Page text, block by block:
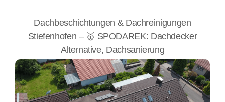
Dachbeschichtungen & Dachreinigungen
Stiefenhofen – 🥇 SPODAREK: Dachdecker
Alternative, Dachsanierung